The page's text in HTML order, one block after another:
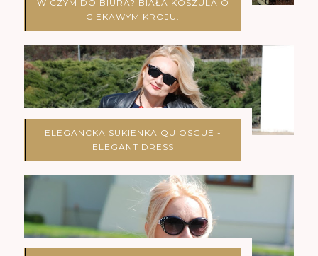
W CZYM DO BIURA? BIAŁA KOSZULA O
CIEKAWYM KROJU.
ELEGANCKA SUKIENKA QUIOSGUE -
ELEGANT DRESS